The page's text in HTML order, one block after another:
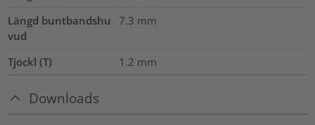
Längd buntbandshu
vud
7.3 mm
Tjockl (T) 1.2 mm
Downloads